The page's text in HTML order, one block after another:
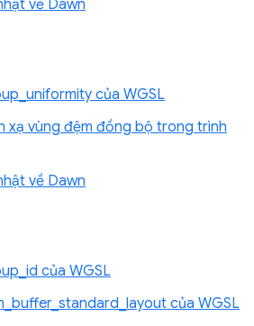
về Dawn
của WGSL
xạ vùng đệm đồng bộ trong trình
về Dawn
của WGSL
của WGSL